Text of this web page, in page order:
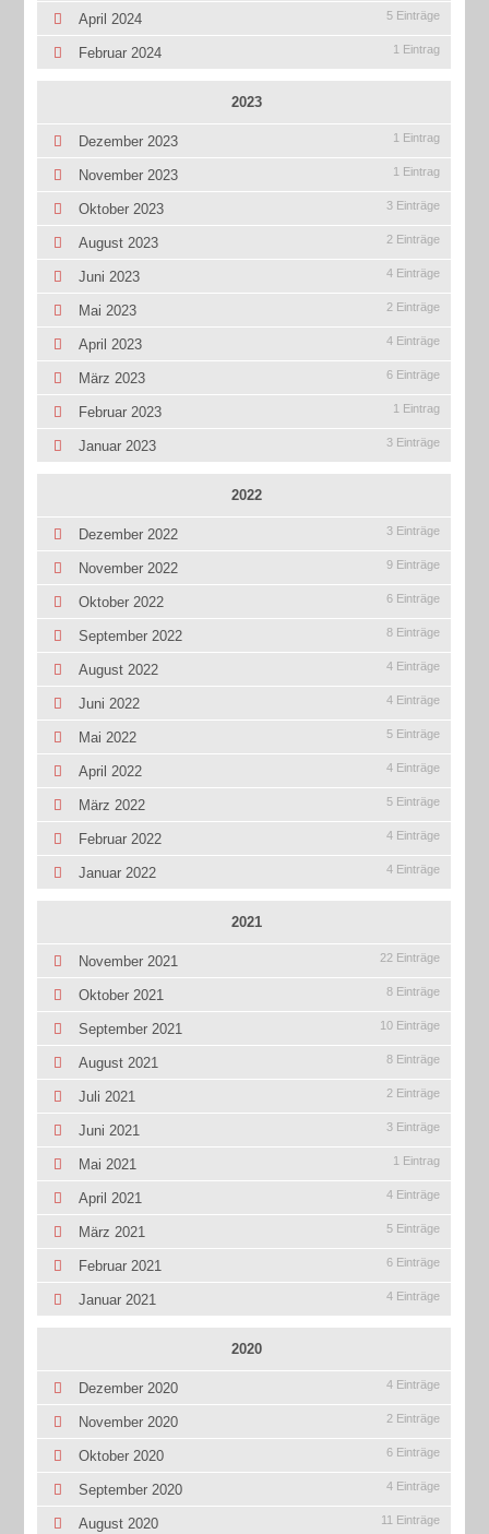
April 2024 5 Einträge
Februar 2024 1 Eintrag
2023
Dezember 2023 1 Eintrag
November 2023 1 Eintrag
Oktober 2023 3 Einträge
August 2023 2 Einträge
Juni 2023 4 Einträge
Mai 2023 2 Einträge
April 2023 4 Einträge
März 2023 6 Einträge
Februar 2023 1 Eintrag
Januar 2023 3 Einträge
2022
Dezember 2022 3 Einträge
November 2022 9 Einträge
Oktober 2022 6 Einträge
September 2022 8 Einträge
August 2022 4 Einträge
Juni 2022 4 Einträge
Mai 2022 5 Einträge
April 2022 4 Einträge
März 2022 5 Einträge
Februar 2022 4 Einträge
Januar 2022 4 Einträge
2021
November 2021 22 Einträge
Oktober 2021 8 Einträge
September 2021 10 Einträge
August 2021 8 Einträge
Juli 2021 2 Einträge
Juni 2021 3 Einträge
Mai 2021 1 Eintrag
April 2021 4 Einträge
März 2021 5 Einträge
Februar 2021 6 Einträge
Januar 2021 4 Einträge
2020
Dezember 2020 4 Einträge
November 2020 2 Einträge
Oktober 2020 6 Einträge
September 2020 4 Einträge
August 2020 11 Einträge